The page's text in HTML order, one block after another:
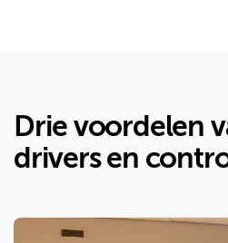
Drie voordelen
drivers en